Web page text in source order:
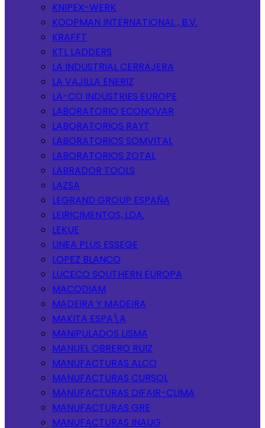
KNIPEX-WERK
KOOPMAN INTERNATIONAL , B.V.
KRAFFT
KTL LADDERS
LA INDUSTRIAL CERRAJERA
LA VAJILLA ENERIZ
LA-CO INDUSTRIES EUROPE
LABORATORIO ECONOVAR
LABORATORIOS RAYT
LABORATORIOS SOMVITAL
LABORATORIOS ZOTAL
LABRADOR TOOLS
LAZSA
LEGRAND GROUP ESPAÑA
LEIRICIMENTOS, LDA.
LEKUE
LINEA PLUS ESSEGE
LOPEZ BLANCO
LUCECO SOUTHERN EUROPA
MACODIAM
MADEIRA Y MADEIRA
MAKITA ESPA\A
MANIPULADOS LISMA
MANUEL OBRERO RUIZ
MANUFACTURAS ALCO
MANUFACTURAS CURSOL
MANUFACTURAS DIFAIR-CLIMA
MANUFACTURAS GRE
MANUFACTURAS INAUG